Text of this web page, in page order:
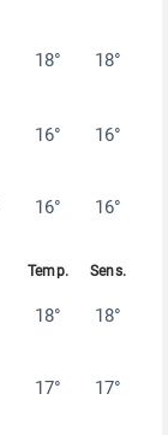
18° 18°
16° 16°
16° 16°
18° 18°
17° 17°